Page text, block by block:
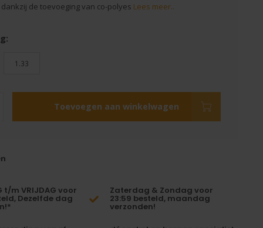
de toevoeging van co-polyes Lees meer..
1.33
Toevoegen aan winkelwagen
t/m VRIJDAG voor
Dezelfde dag
Zaterdag & Zondag voor
23:59 besteld, maandag
verzonden!